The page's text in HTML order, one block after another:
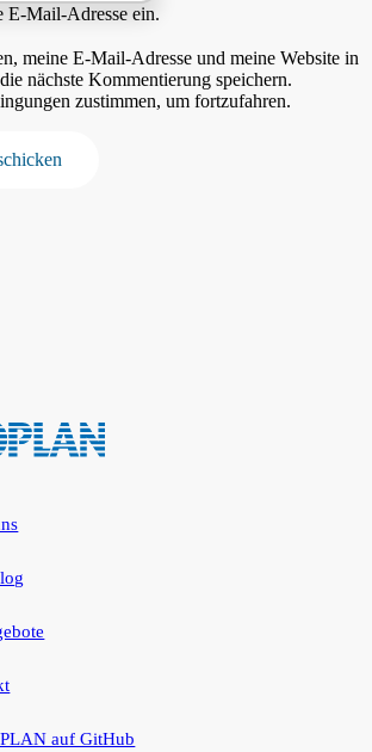
E-Mail-Adresse ein.
meine E-Mail-Adresse und meine Website in
nächste Kommentierung speichern.
zustimmen, um fortzufahren.
auf GitHub